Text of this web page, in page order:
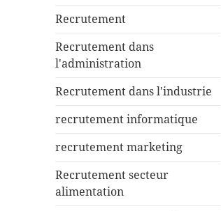
Recrutement
Recrutement dans
l'administration
Recrutement dans l'industrie
recrutement informatique
recrutement marketing
Recrutement secteur
alimentation